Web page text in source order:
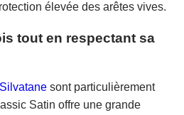
élevée des arêtes vives.
tout en respectant sa
Silvatane sont particulièrement
Satin offre une grande